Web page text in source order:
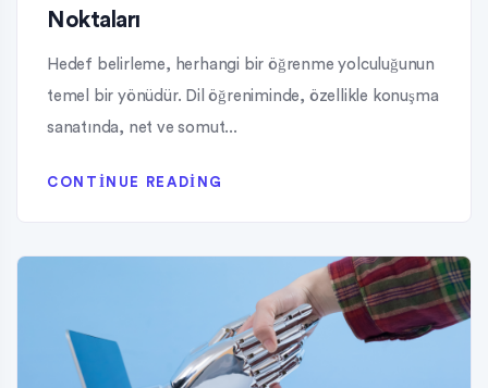
Noktaları
Hedef belirleme, herhangi bir öğrenme yolculuğunun
temel bir yönüdür. Dil öğreniminde, özellikle konuşma
sanatında, net ve somut...
CONTINUE READING